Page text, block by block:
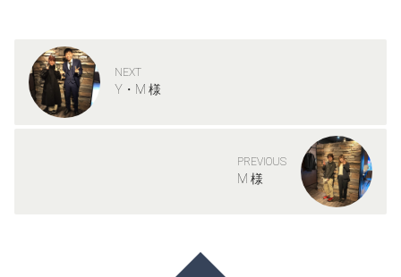
NEXT
Y・M 様
PREVIOUS
M 様